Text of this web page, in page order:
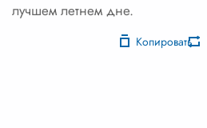
лучшем летнем дне.
Копировать